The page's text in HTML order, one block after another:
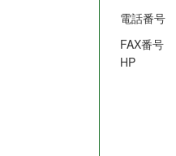
電話番号
FAX番号
HP